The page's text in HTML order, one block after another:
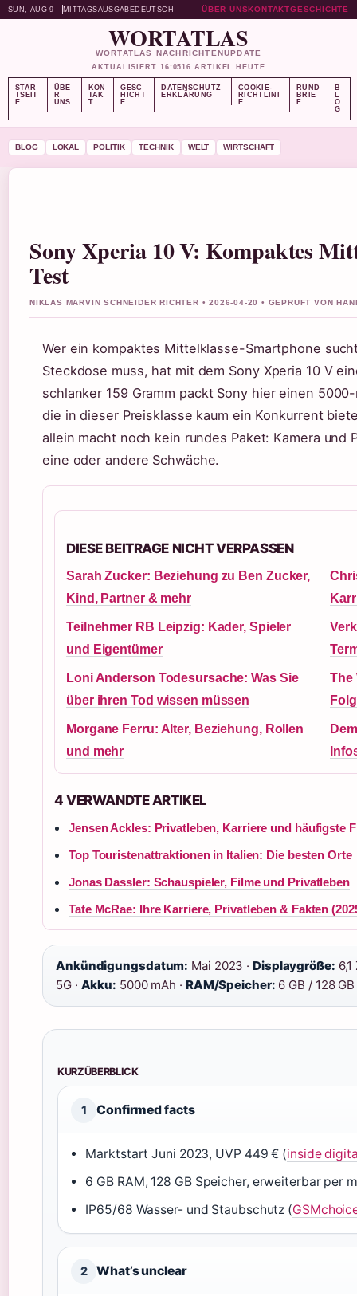
SUN, AUG 9 MITTAGSAUSGABEDEUTSCH ÜBER UNSKONTAKTGESCHICHTE
WORTATLAS
WORTATLAS NACHRICHTENUPDATE
AKTUALISIERT 16:0516 ARTIKEL HEUTE
STAR
TSEIT
E
ÜBE
R
UNS
KON
TAK
T
GESC
HICHT
E
DATENSCHUTZ
ERKLÄRUNG
COOKIE-
RICHTLINI
E
RUND
BRIE
F
B
L
O
G
BLOG LOKAL POLITIK TECHNIK WELT WIRTSCHAFT
Sony Xperia 10 V: Kompaktes
Test
NIKLAS MARVIN SCHNEIDER RICHTER • 2026-04-20 • GEPRUFT VON
Wer ein kompaktes Mittelklasse-Smartphone
Steckdose muss, hat mit dem Sony Xperia 10 V
schlanker 159 Gramm packt Sony hier einen
die in dieser Preisklasse kaum ein Konkurrent
allein macht noch kein rundes Paket: Kamera und
eine oder andere Schwäche.
DIESE BEITRAGE NICHT VERPASSEN
Sarah Zucker: Beziehung zu Ben Zucker,
Kind, Partner & mehr
Teilnehmer RB Leipzig: Kader, Spieler
und Eigentümer
Loni Anderson Todesursache: Was Sie
über ihren Tod wissen müssen
The
Morgane Ferru: Alter, Beziehung, Rollen
und mehr
4 VERWANDTE ARTIKEL
Jensen Ackles: Privatleben, Karriere und häufigste
Top Touristenattraktionen in Italien: Die besten Orte
Jonas Dassler: Schauspieler, Filme und Privatleben
Tate McRae: Ihre Karriere, Privatleben & Fakten
Ankündigungsdatum: Mai 2023 ·Displaygröße:
5G · Akku: 5000 mAh · RAM/Speicher: 6 GB / 128 GB
KURZÜBERBLICK
1 Confirmed facts
Marktstart Juni 2023, UVP 449 € (inside
6 GB RAM, 128 GB Speicher, erweiterbar per
IP65/68 Wasser- und Staubschutz (
2 What’s unclear